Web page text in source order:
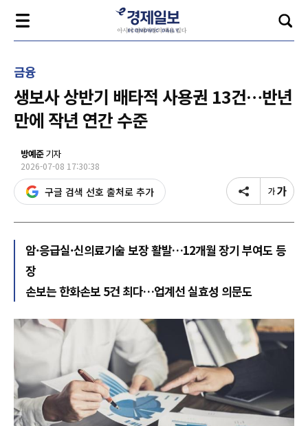
금융
생보사 상반기 배타적 사용권 13건…반년
만에 작년 연간 수준
방예준기자
2026-07-08 17:30:38
구글 검색 선호 출처로 추가
암·응급실·신의료기술 보장 활발…12개월 장기 부여도 등
장
손보는 한화손보 5건 최다…업계선 실효성 의문도